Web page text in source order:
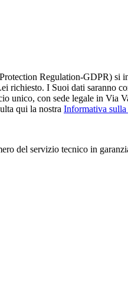
Regulation-GDPR) si
richiesto. I S​uoi dati saranno
unico, con sede legale in Via
qui la nostra Informativa
del servizio tecnico in